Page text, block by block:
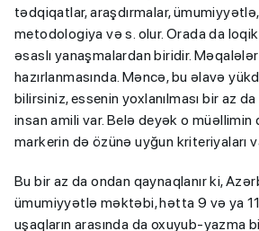
tədqiqatlar, araşdırmalar, ümumiyyətlə,
metodologiya və s. olur. Orada da
əsaslı yanaşmalardan biridir.
hazırlanmasında. Məncə, bu əlavə
bilirsiniz, essenin yoxlanılması bir az
insan amili var. Belə deyək o müəllimin
markerin də özünə uyğun kriteriyaları
Bu bir az da ondan qaynaqlanır ki,
ümumiyyətlə məktəbi, hətta 9 və ya
uşaqların arasında da oxuyub-yazma